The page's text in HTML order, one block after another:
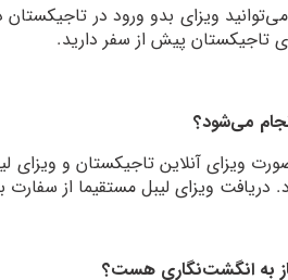
تاجیکستان پیش از سفر دارید.
می‌شود؟
ویزای آنلاین تاجیکستان و ویزای
لیبل مستقیما از سفارت بین 7 تا 10 روز کاری زمان
به انگشت‌نگاری هست؟